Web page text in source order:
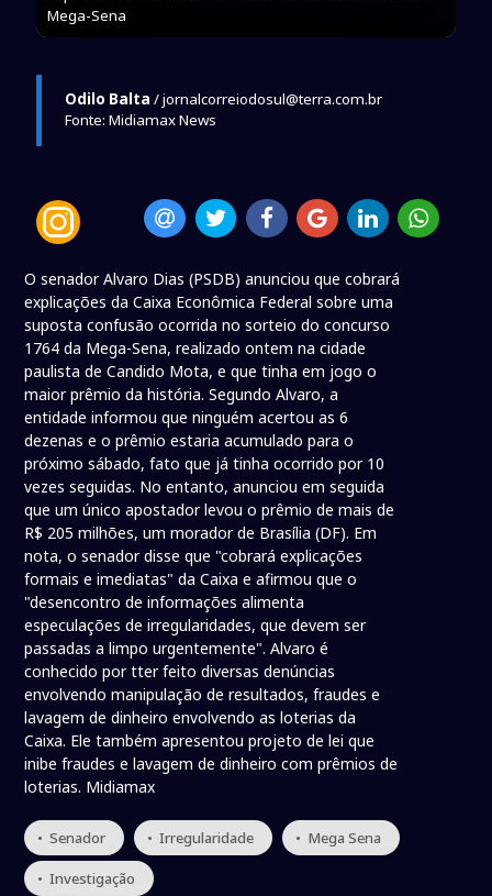
Mega-Sena
Odilo Balta / jornalcorreiodosul@terra.com.br
Fonte: Midiamax News
O senador Alvaro Dias (PSDB) anunciou que cobrará
explicações da Caixa Econômica Federal sobre uma
suposta confusão ocorrida no sorteio do concurso
1764 da Mega-Sena, realizado ontem na cidade
paulista de Candido Mota, e que tinha em jogo o
maior prêmio da história. Segundo Alvaro, a
entidade informou que ninguém acertou as 6
dezenas e o prêmio estaria acumulado para o
próximo sábado, fato que já tinha ocorrido por 10
vezes seguidas. No entanto, anunciou em seguida
que um único apostador levou o prêmio de mais de
R$ 205 milhões, um morador de Brasília (DF). Em
nota, o senador disse que "cobrará explicações
formais e imediatas" da Caixa e afirmou que o
"desencontro de informações alimenta
especulações de irregularidades, que devem ser
passadas a limpo urgentemente". Alvaro é
conhecido por tter feito diversas denúncias
envolvendo manipulação de resultados, fraudes e
lavagem de dinheiro envolvendo as loterias da
Caixa. Ele também apresentou projeto de lei que
inibe fraudes e lavagem de dinheiro com prêmios de
loterias. Midiamax
• Senador • Irregularidade • Mega Sena
• Investigação